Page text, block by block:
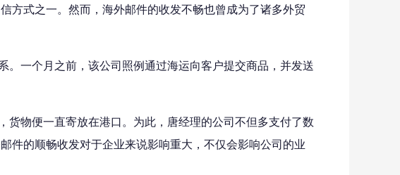
方式之一。然而，海外邮件的收发不畅也曾成为了诸多外贸
一个月之前，该公司照例通过海运向客户提交商品，并发送
物便一直寄放在港口。为此，唐经理的公司不但多支付了数
件的顺畅收发对于企业来说影响重大，不仅会影响公司的业